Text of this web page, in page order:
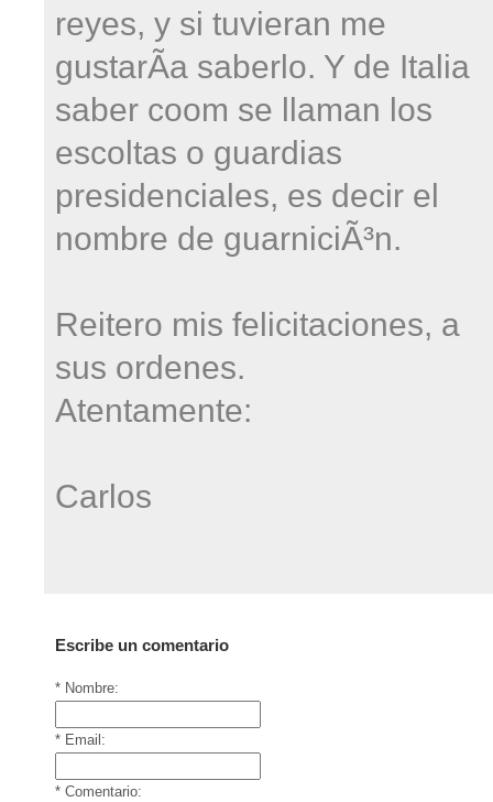
reyes, y si tuvieran me
gustarÃ­a saberlo. Y de Italia
saber coom se llaman los
escoltas o guardias
presidenciales, es decir el
nombre de guarniciÃ³n.
Reitero mis felicitaciones, a
sus ordenes.
Atentamente:
Carlos
Escribe un comentario
* Nombre:
* Email:
* Comentario: